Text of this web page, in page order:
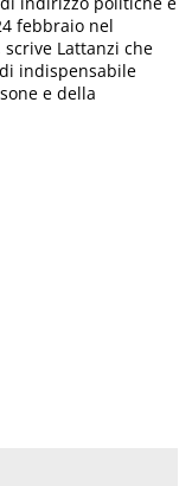
febbraio nel
scrive Lattanzi che
indispensabile
e della